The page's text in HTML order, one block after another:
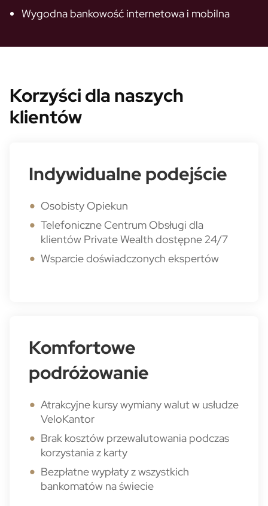
Wygodna bankowość internetowa i mobilna
Korzyści dla naszych
klientów
Indywidualne podejście
Osobisty Opiekun
Telefoniczne Centrum Obsługi dla
klientów Private Wealth dostępne 24/7
Wsparcie doświadczonych ekspertów
Komfortowe
podróżowanie
Atrakcyjne kursy wymiany walut w usłudze
VeloKantor
Brak kosztów przewalutowania podczas
korzystania z karty
Bezpłatne wypłaty z wszystkich
bankomatów na świecie